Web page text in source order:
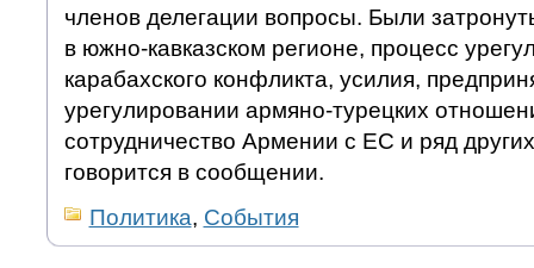
членов делегации вопросы. Были
в южно-кавказском регионе, процесс
карабахского конфликта, усилия,
урегулировании армяно-турецких
сотрудничество Армении с ЕС и ряд
говорится в сообщении.
Политика, События